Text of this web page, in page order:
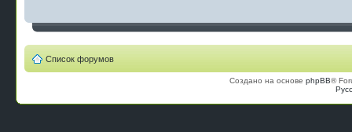
Список форумов
Создано на основе phpBB®